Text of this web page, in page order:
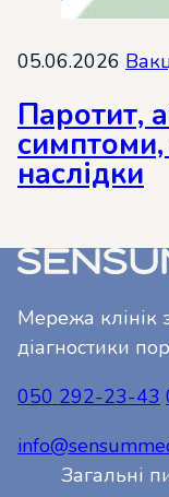
05.06.2026
Паротит,
симптоми,
наслідки
Мережа клінік
діагностики
050 292-23-43
Загальні